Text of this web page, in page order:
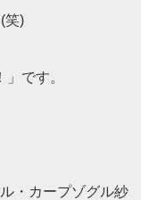
笑)
です。
・カープゾグル紗